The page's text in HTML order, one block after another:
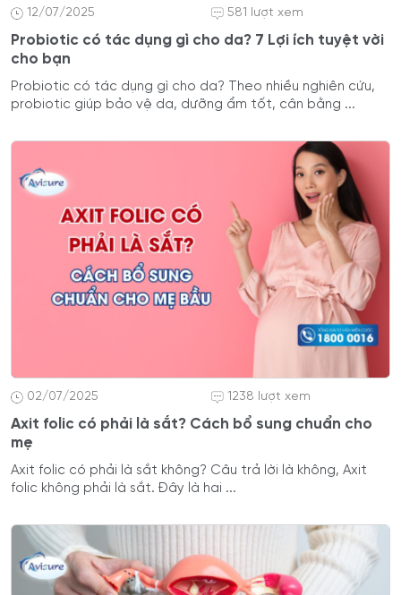
12/07/2025 581 lượt xem
Probiotic có tác dụng gì cho da? 7 Lợi ích tuyệt vời
cho bạn
Probiotic có tác dụng gì cho da? Theo nhiều nghiên cứu,
probiotic giúp bảo vệ da, dưỡng ẩm tốt, cân bằng ...
02/07/2025 1238 lượt xem
Axit folic có phải là sắt? Cách bổ sung chuẩn cho
mẹ
Axit folic có phải là sắt không? Câu trả lời là không, Axit
folic không phải là sắt. Đây là hai ...